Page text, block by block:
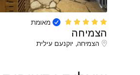
מאומת
הצמיחה
הצמיחה, יוקנעם עילית